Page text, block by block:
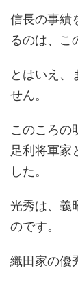
信長の事績
るのは、こ
とはいえ、
せん。
このころの
足利将軍家
した。
光秀は、義
のです。
織田家の優